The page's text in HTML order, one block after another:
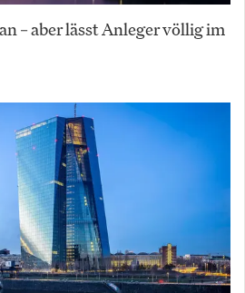
– aber lässt Anleger völlig im